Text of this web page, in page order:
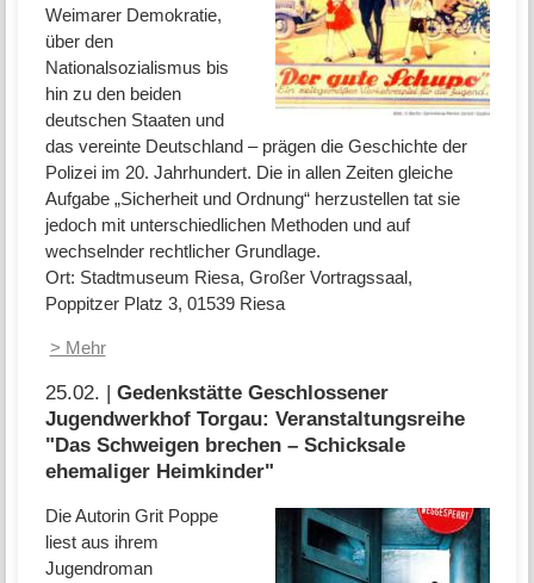
Weimarer Demokratie,
über den
Nationalsozialismus bis
hin zu den beiden
deutschen Staaten und
das vereinte Deutschland – prägen die Geschichte der
Polizei im 20. Jahrhundert. Die in allen Zeiten gleiche
Aufgabe „Sicherheit und Ordnung“ herzustellen tat sie
jedoch mit unterschiedlichen Methoden und auf
wechselnder rechtlicher Grundlage.
Ort: Stadtmuseum Riesa, Großer Vortragssaal,
Poppitzer Platz 3, 01539 Riesa
> Mehr
25.02. | Gedenkstätte Geschlossener
Jugendwerkhof Torgau: Veranstaltungsreihe
"Das Schweigen brechen – Schicksale
ehemaliger Heimkinder"
Die Autorin Grit Poppe
liest aus ihrem
Jugendroman